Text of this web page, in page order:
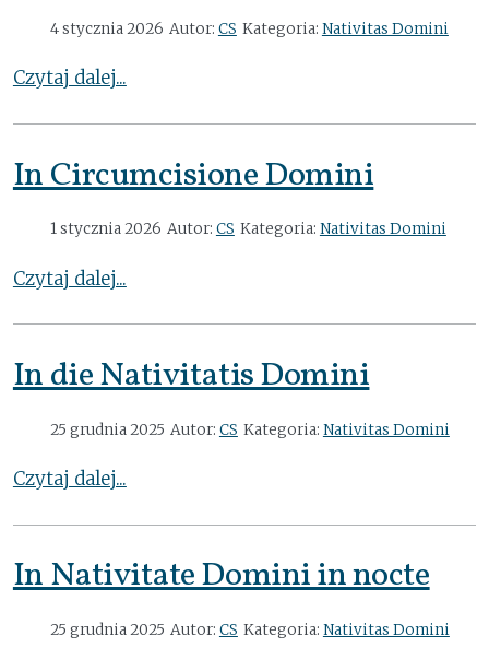
4 stycznia 2026 Autor: CS Kategoria: Nativitas Domini
Czytaj dalej...
In Circumcisione Domini
1 stycznia 2026 Autor: CS Kategoria: Nativitas Domini
Czytaj dalej...
In die Nativitatis Domini
25 grudnia 2025 Autor: CS Kategoria: Nativitas Domini
Czytaj dalej...
In Nativitate Domini in nocte
25 grudnia 2025 Autor: CS Kategoria: Nativitas Domini